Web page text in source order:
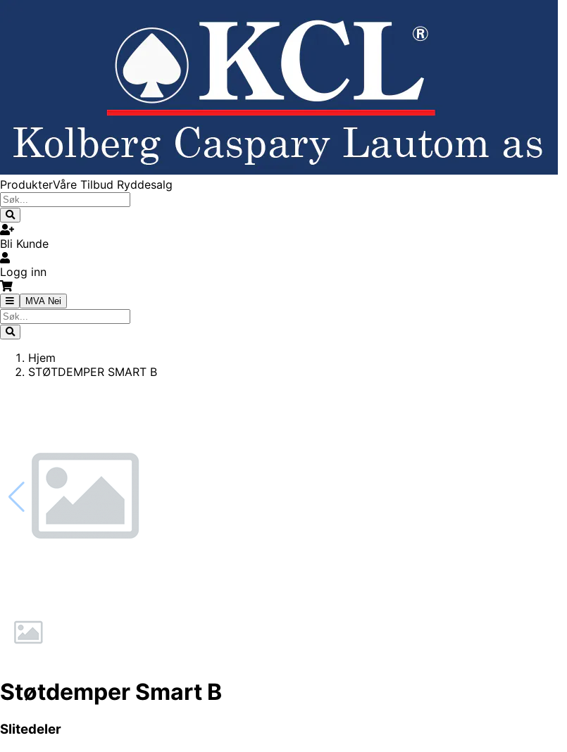
ProdukterVåre Tilbud Ryddesalg
Bli Kunde
Logg inn
MVA Nei
Hjem
STØTDEMPER SMART B
Støtdemper Smart B
Slitedeler